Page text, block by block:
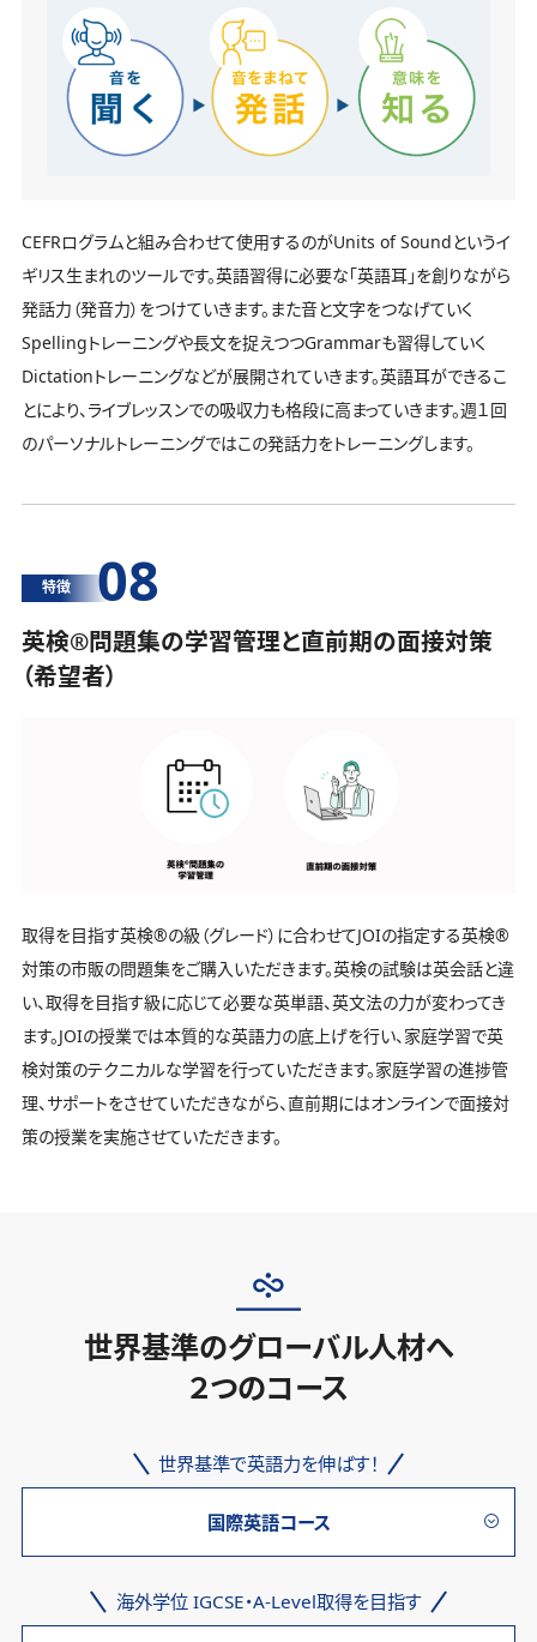
CEFRログラムと組み合わせて使用するのがUnits of Soundというイ
ギリス生まれのツールです。英語習得に必要な「英語耳」を創りながら
発話力（発音力）をつけていきます。また音と文字をつなげていく
Spellingトレーニングや長文を捉えつつGrammarも習得していく
Dictationトレーニングなどが展開されていきます。英語耳ができるこ
とにより、ライブレッスンでの吸収力も格段に高まっていきます。週１回
のパーソナルトレーニングではこの発話力をトレーニングします。
特徴 08
英検®️問題集の学習管理と直前期の面接対策
（希望者）
取得を目指す英検®️の級（グレード）に合わせてJOIの指定する英検®️
対策の市販の問題集をご購入いただきます。英検の試験は英会話と違
い、取得を目指す級に応じて必要な英単語、英文法の力が変わってき
ます。JOIの授業では本質的な英語力の底上げを行い、家庭学習で英
検対策のテクニカルな学習を行っていただきます。家庭学習の進捗管
理、サポートをさせていただきながら、直前期にはオンラインで面接対
策の授業を実施させていただきます。
世界基準のグローバル人材へ
２つのコース
世界基準で英語力を伸ばす！
国際英語コース
海外学位 IGCSE・A-Level取得を目指す